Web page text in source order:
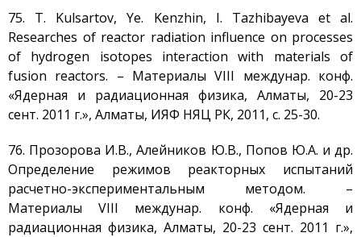
75. T. Kulsartov, Ye. Kenzhin, I. Tazhibayeva et al.
Researches of reactor radiation influence on processes
of hydrogen isotopes interaction with materials of
fusion reactors. – Материалы VIII междунар. конф.
«Ядерная и радиационная физика, Алматы, 20-23
сент. 2011 г.», Алматы, ИЯФ НЯЦ РК, 2011, с. 25-30.
76. Прозорова И.В., Алейников Ю.В., Попов Ю.А. и др.
Определение режимов реакторных испытаний
расчетно-экспериментальным методом. –
Материалы VIII междунар. конф. «Ядерная и
радиационная физика, Алматы, 20-23 сент. 2011 г.»,